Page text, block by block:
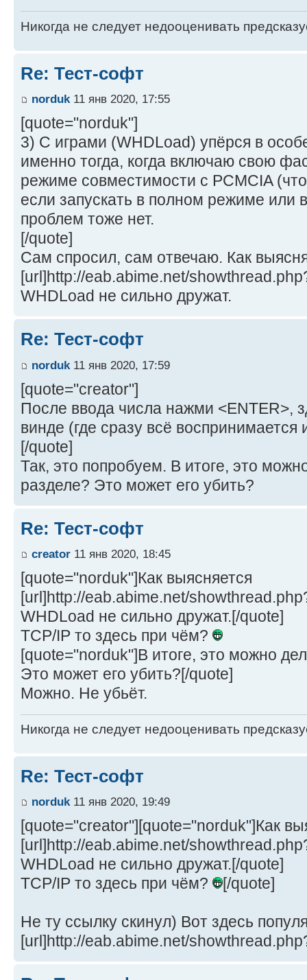
Никогда не следует недооценивать
Re: Тест-софт
norduk11 янв 2020, 17:55
[quote="norduk"]
3) С играми (WHDLoad) упёрся в
именно тогда, когда включаю свою
режиме совместимости с PCMCIA
если запускать в полном режиме или
проблем тоже нет.
[/quote]
Сам спросил, сам отвечаю. Как
[url]http://eab.abime.net/
WHDLoad не сильно дружат.
Re: Тест-софт
norduk 11 янв 2020, 17:59
[quote="creator"]
После ввода числа нажми <ENTER>,
винде (где сразу всё воспринимается
[/quote]
Так, это попробуем. В итоге, это
разделе? Это может его убить?
Re: Тест-софт
creator 11 янв 2020, 18:45
[quote="norduk"]Как выясняется
[url]http://eab.abime.net/
WHDLoad не сильно дружат.[/quote]
TCP/IP то здесь при чём?
[quote="norduk"]В итоге, это можно
Это может его убить?[/quote]
Можно. Не убьёт.
Никогда не следует недооценивать
Re: Тест-софт
norduk11 янв 2020, 19:49
[quote="creator"][quote="norduk"]Как
[url]http://eab.abime.net/
WHDLoad не сильно дружат.[/quote]
TCP/IP то здесь при чём?
[/quote]
Не ту ссылку скинул) Вот здесь
[url]http://eab.abime.net/